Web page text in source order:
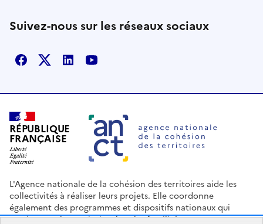
Suivez-nous sur les réseaux sociaux
Facebook
X LinkedinYoutube
RÉPUBLIQUE
FRANÇAISE
L'Agence nationale de la cohésion des territoires aide les
collectivités à réaliser leurs projets. Elle coordonne
également des programmes et dispositifs nationaux qui
soutiennent les territoires les plus fragilisés.